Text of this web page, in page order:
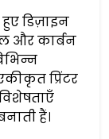
डिज़ाइन
और कार्बन
प्रिंटर
हैं।